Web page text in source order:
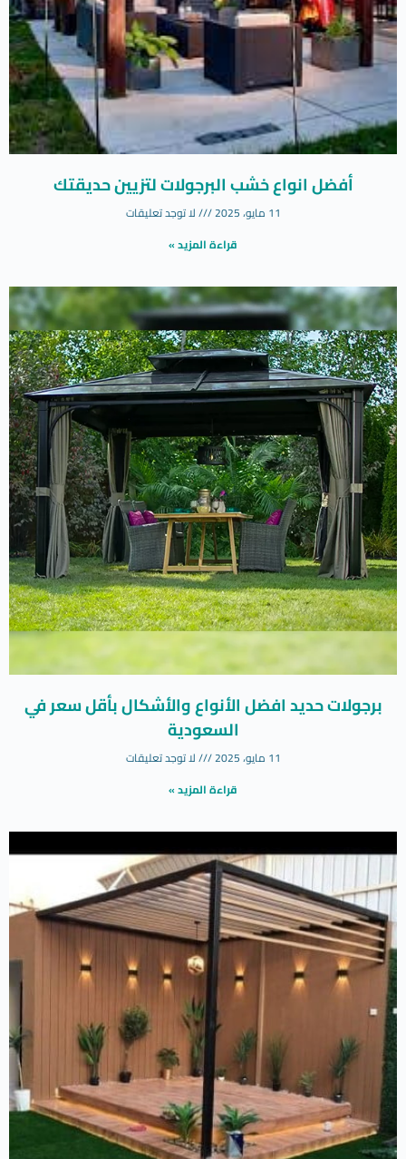
أفضل انواع خشب البرجولات لتزيين حديقتك
11 مايو، 2025
لا توجد تعليقات
قراءة المزيد »
برجولات حديد افضل الأنواع والأشكال بأقل سعر في
السعودية
11 مايو، 2025
لا توجد تعليقات
قراءة المزيد »